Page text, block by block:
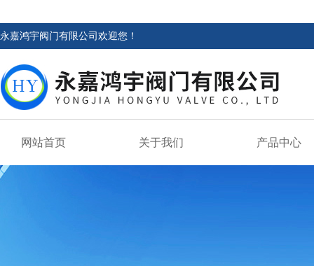
永嘉鸿宇阀门有限公司欢迎您！
网站首页 关于我们 产品中心